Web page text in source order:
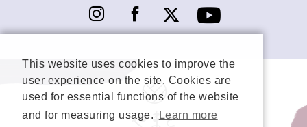
This website uses cookies to improve the
user experience on the site. Cookies are
used for essential functions of the website
and for measuring usage.
Learn more